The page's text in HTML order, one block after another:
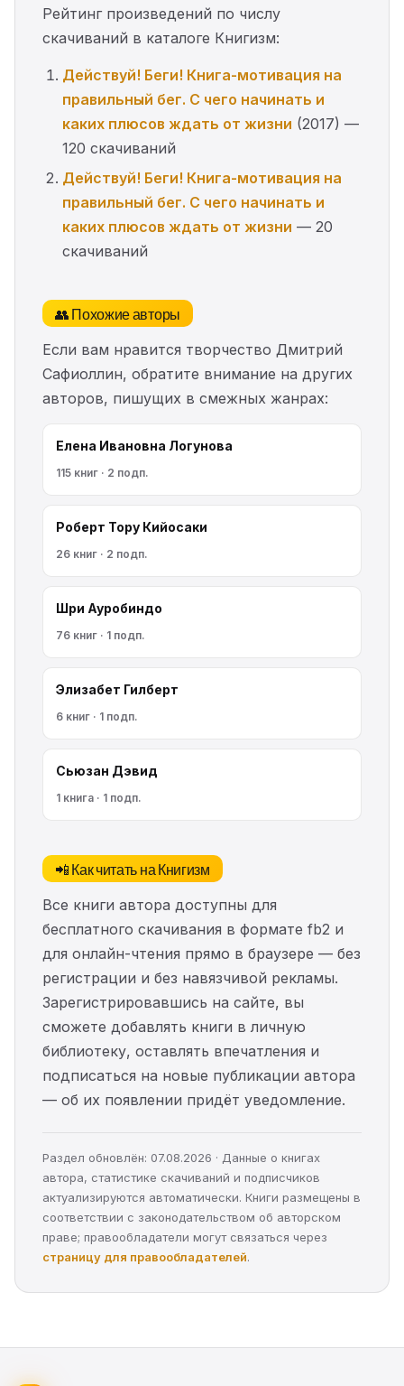
Рейтинг произведений по числу
скачиваний в каталоге Книгизм:
Действуй! Беги! Книга-мотивация на
правильный бег. С чего начинать и
каких плюсов ждать от жизни (2017) —
120 скачиваний
Действуй! Беги! Книга-мотивация на
правильный бег. С чего начинать и
каких плюсов ждать от жизни — 20
скачиваний
👥 Похожие авторы
Если вам нравится творчество Дмитрий
Сафиоллин, обратите внимание на других
авторов, пишущих в смежных жанрах:
Елена Ивановна Логунова
115 книг · 2 подп.
Роберт Тору Кийосаки
26 книг · 2 подп.
Шри Ауробиндо
76 книг · 1 подп.
Элизабет Гилберт
6 книг · 1 подп.
Сьюзан Дэвид
1 книга · 1 подп.
📲 Как читать на Книгизм
Все книги автора доступны для
бесплатного скачивания в формате fb2 и
для онлайн-чтения прямо в браузере — без
регистрации и без навязчивой рекламы.
Зарегистрировавшись на сайте, вы
сможете добавлять книги в личную
библиотеку, оставлять впечатления и
подписаться на новые публикации автора
— об их появлении придёт уведомление.
Раздел обновлён: 07.08.2026 · Данные о книгах
автора, статистике скачиваний и подписчиков
актуализируются автоматически. Книги размещены в
соответствии с законодательством об авторском
праве; правообладатели могут связаться через
страницу для правообладателей.